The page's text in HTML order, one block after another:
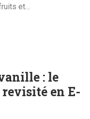
et…
: le
en E-